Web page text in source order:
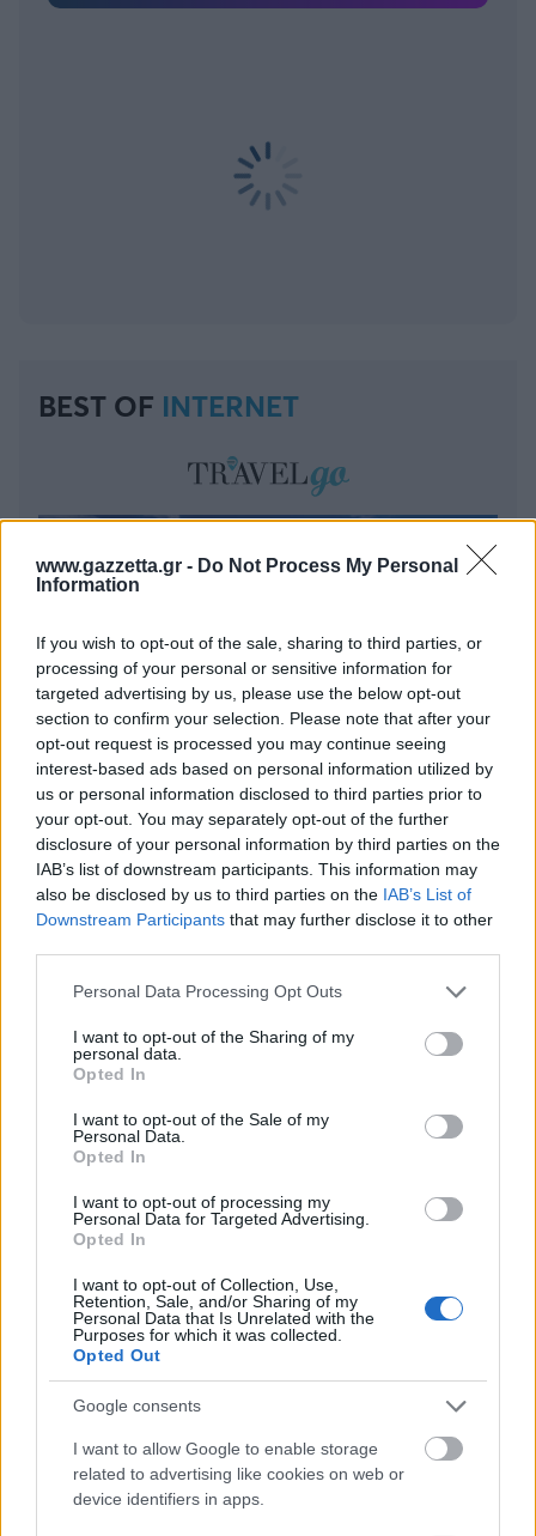
www.gazzetta.gr - Do Not Process My Personal
Information
If you wish to opt-out of the sale, sharing to third parties, or
processing of your personal or sensitive information for
targeted advertising by us, please use the below opt-out
section to confirm your selection. Please note that after your
opt-out request is processed you may continue seeing
interest-based ads based on personal information utilized by
us or personal information disclosed to third parties prior to
your opt-out. You may separately opt-out of the further
disclosure of your personal information by third parties on the
IAB’s list of downstream participants. This information may
also be disclosed by us to third parties on the IAB’s List of
Downstream Participants that may further disclose it to other
Please note that this website/app uses one or more Google
not limited to your visit or usage behaviour. You may click to
grant or deny consent to Google and its third-party tags to
use your data for below specified purposes in below Google
consent section.
Personal Data Processing Opt Outs
I want to opt-out of the Sharing of my
personal data.
Opted In
I want to opt-out of the Sale of my
Personal Data.
Opted In
I want to opt-out of processing my
Personal Data for Targeted Advertising.
Opted In
I want to opt-out of Collection, Use,
Retention, Sale, and/or Sharing of my
Personal Data that Is Unrelated with the
Purposes for which it was collected.
Opted Out
Google consents
I want to allow Google to enable storage
related to advertising like cookies on web or
device identifiers in apps.
BEST OF INTERNET
Πέρα από τη Λισαβόνα: 10 μαγευτικοί προορισμοί
της Πορτογαλίας
Το καλά κρυμμένο μυστικό της Κρήτης: Το φαράγγι
των Αγίων και η μαγευτική παραλία στο Λιβυκό
ανακαλύψετε
«Ήμουν κι εγώ στα Κουφονήσια τις ημέρες που
γέμισε η Ιταλίδα»: Η λεπτομέρεια που κανείς δεν